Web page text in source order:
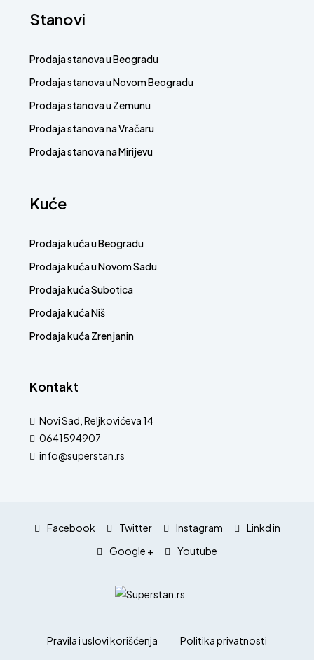
Stanovi
Prodaja stanova u Beogradu
Prodaja stanova u Novom Beogradu
Prodaja stanova u Zemunu
Prodaja stanova na Vračaru
Prodaja stanova na Mirijevu
Kuće
Prodaja kuća u Beogradu
Prodaja kuća u Novom Sadu
Prodaja kuća Subotica
Prodaja kuća Niš
Prodaja kuća Zrenjanin
Kontakt
Novi Sad, Reljkovićeva 14
0641594907
info@superstan.rs
Facebook Twitter Instagram
Linkd in
Google +
Youtube
Pravila i uslovi korišćenja Politika privatnosti